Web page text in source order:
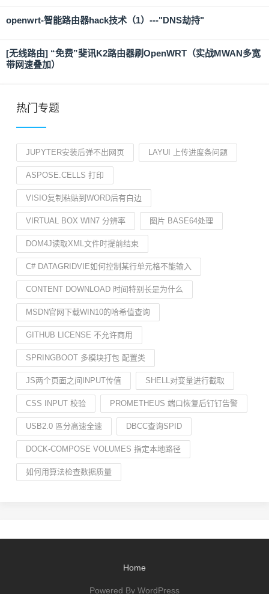
openwrt-智能路由器hack技术（1）---"DNS劫持"
[无线路由] “免费”斐讯K2路由器刷OpenWRT（实战MWAN多宽
带网速叠加）
热门专题
JUPYTER安装后弹不出网页 LAYUI 上传进度条问题
ASPOSE.CELLS 打印
VISIO复制粘贴到WORD后有白边
VIRTUAL BOX WIN7 分辨率 图片 BASE64处理
DOM4J读取XML文件时提前结束
C# DATAGRIDVIE如何控制某行单元格不能输入
CONTENT DOWNLOAD 时间特别长是为什么
MSDN官网下载WIN10的哈希值查询
GITHUB LICENSE 不允许商用
SPRINGBOOT 多模块打包 配置类
JS两个页面之间INPUT传值 SHELL对变量进行截取
CSS INPUT 校验 PROMETHEUS 端口恢复后钉钉告警
USB2.0 區分高速全速 DBCC查询SPID
DOCK-COMPOSE VOLUMES 指定本地路径
如何用算法检查数据质量
Home
Powered By WordPress